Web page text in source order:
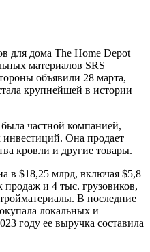
для дома The Home Depot
материалов SRS
объявили 28 марта,
крупнейшей в истории
частной компанией,
Она продает
кровли и другие товары.
в $18,25 млрд, включая $5,8
продаж и 4 тыс. грузовиков,
В последние
локальных и
году ее выручка составила